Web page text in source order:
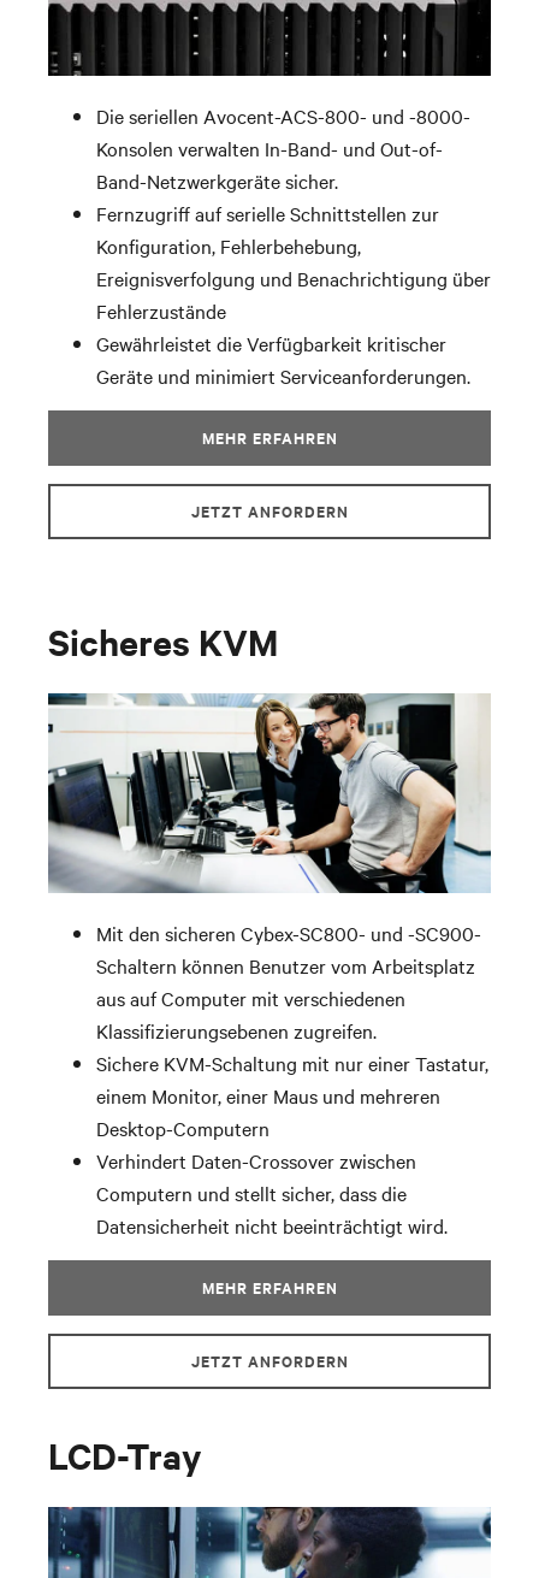
Die seriellen Avocent-ACS-800- und -8000-
Konsolen verwalten In-Band- und Out-of-
Band-Netzwerkgeräte sicher.
Fernzugriff auf serielle Schnittstellen zur
Konfiguration, Fehlerbehebung,
Ereignisverfolgung und Benachrichtigung über
Fehlerzustände
Gewährleistet die Verfügbarkeit kritischer
Geräte und minimiert Serviceanforderungen.
MEHR ERFAHREN
JETZT ANFORDERN
Sicheres KVM
Mit den sicheren Cybex-SC800- und -SC900-
Schaltern können Benutzer vom Arbeitsplatz
aus auf Computer mit verschiedenen
Klassifizierungsebenen zugreifen.
Sichere KVM-Schaltung mit nur einer Tastatur,
einem Monitor, einer Maus und mehreren
Desktop-Computern
Verhindert Daten-Crossover zwischen
Computern und stellt sicher, dass die
Datensicherheit nicht beeinträchtigt wird.
MEHR ERFAHREN
JETZT ANFORDERN
LCD-Tray